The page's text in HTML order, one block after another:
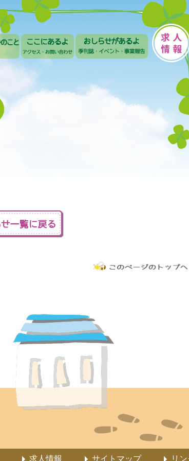
求人情報 サイトマップ リン